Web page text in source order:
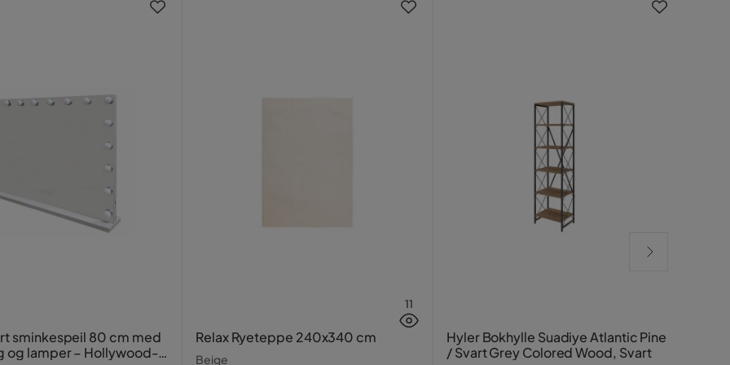
sminkespeil 80 cm med
og lamper – Hollywood-
11
Relax Ryeteppe 240x340 cm
Beige
Hyler Bokhylle Suadiye Atlantic Pine
/ Svart Grey Colored Wood, Svart